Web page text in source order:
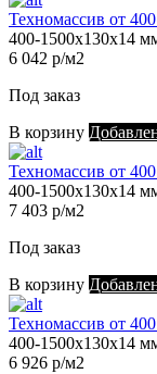
Техномассив от
400-1500х130х14
6 042 р/м2
Под заказ
В корзину
Техномассив от
400-1500х130х14
7 403 р/м2
Под заказ
В корзину
Техномассив от
400-1500х130х14
6 926 р/м2